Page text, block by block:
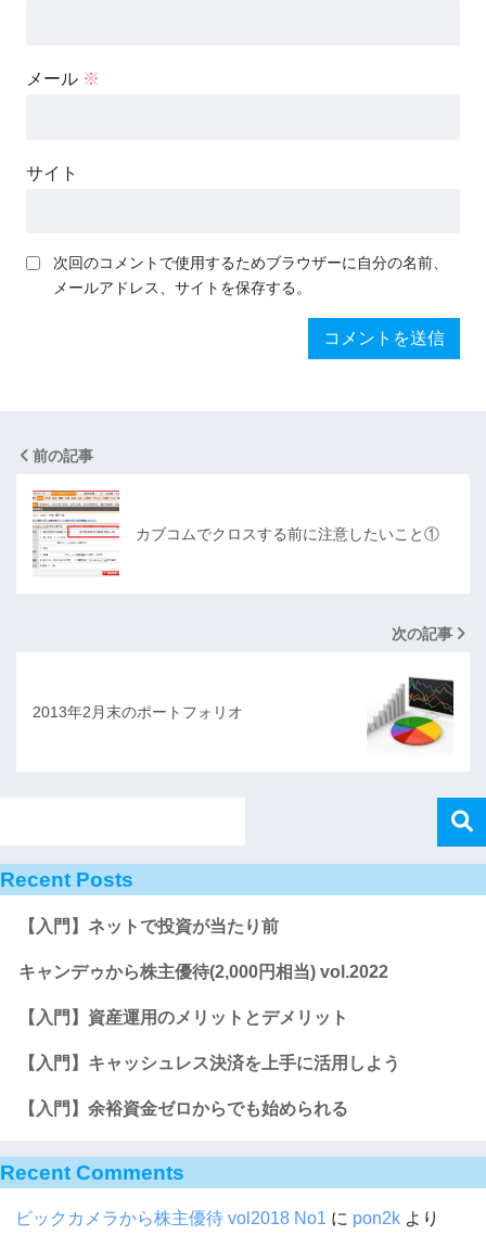
メール ※
サイト
次回のコメントで使用するためブラウザーに自分の名前、
メールアドレス、サイトを保存する。
前の記事
カブコムでクロスする前に注意したいこと①
次の記事
2013年2月末のポートフォリオ
Recent Posts
【入門】ネットで投資が当たり前
キャンデゥから株主優待(2,000円相当) vol.2022
【入門】資産運用のメリットとデメリット
【入門】キャッシュレス決済を上手に活用しよう
【入門】余裕資金ゼロからでも始められる
Recent Comments
ビックカメラから株主優待 vol2018 No1 に pon2k より